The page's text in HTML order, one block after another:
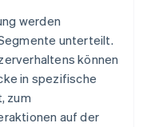
werden
unterteilt.
können
in spezifische
zum
auf der